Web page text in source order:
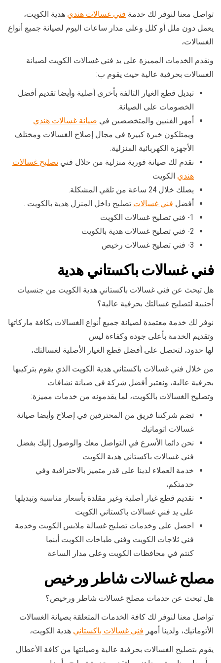
تواصل معنا لنوفر لك خدمة فني غسالات هندي هدية الكويت،
يعمل دون ملل أو كلل وعلى مدار ساعات اليوم لصيانة جميع أنواع
الغسالات،
ونقدم الخدمات المميزة على يد فني غسالات الكويت لصيانة
الغسالات بحرفية عالية حيث يقوم ب:
تبديل قطع الغيار التالفة بأخرى أصلية وأيضا تقديم أفضل
الخصومات على الصيانة.
أمهر الفنيين والمتخصصين في صيانة غسالات هندي
ويمتلكون خبرة كبيرة في مجال إصلاح الغسالات ومختلف
الأجهزة الكهربائية المنزلية.
نقدم لك صيانة فورية منزلية من خلال فني تصليح غسالات
هندي الكويت
يصلك خلال 24 ساعة من تلقي المشكلة.
أفضل فني غسالات تصليح داخل المنزل هدية بالكويت .
1- فني تصليح غسالات الكويت
2- فني تصليح غسالات هدية بالكويت
3- فني تصليح غسالات رخيص
فني غسالات باكستاني هدية
هل تبحث عن فني غسالات باكستاني هدية الكويت من جنسيات
أجنبية لتصليح غسالتك بحرفية عالية؟
نوفر لك خدمة معتمدة لصيانة جميع أنواع الغسالات بكافة ماركاتها
وتقديم الخدمة بأعلى جودة وكفاءة ليس
لها حدود، لتحصل على أفضل قطع الغيار الأصلية لغسالتك،
من خلال فني غسالات باكستاني هدية الكويت الذي يقوم بتركيبها
بحرفية عالية، ونعتبر أفضل شركة في صيانة نشافات
وتصليح الغسالات بالكويت، لما يقدمونه من خدمات مميزة:
تضم شركتنا فريق من المحترفين في إصلاح وأيضا صيانة
غسالات اتوماتيك
نحن دائما الأسرع في التواصل معك والوصول إليك بفضل
فني غسالات باكستاني هدية الكويت
خدمة العملاء لدينا على قدر متميز بالاحترافية وفي
خدمتكم.
تقديم قطع غيار أصلية وغير مقلدة بأسعار مناسبة وتبديلها
على يد فني غسالات باكستاني الكويت
احصل على وخدمات تصليح غسالة ملابس الكويت وخدمة
فني ثلاجات الكويت وفني طباخات الكويت أينما
كنتم في محافظات الكويت وعلى مدار الساعة
مصلح غسالات شاطر ورخيص
هل تبحث عن خدمات مصلح غسالات شاطر ورخيص؟
تواصل معنا لنوفر لك كافة الخدمات المتعلقة بصيانة الغسالات
الأتوماتيك، ولدينا أمهر فني غسالات باكستاني هدية الكويت،
يقوم بتصليح الغسالات بحرفية عالية وصيانتها من كافة الأعطال